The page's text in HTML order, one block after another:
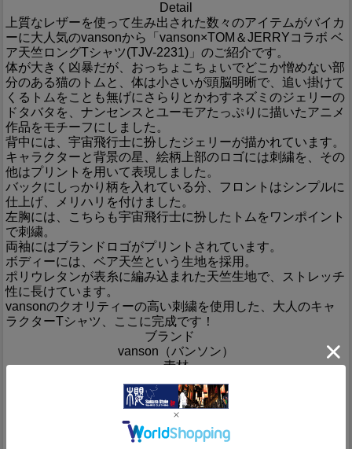
Detail
上質なレザーを使って生み出された数々のアイテムがバイカ
ーに大人気のvansonから「vanson×TOM＆JERRYコラボ ベ
ア天竺ロングTシャツ(TJV-2231)」のご紹介です。
体が大きく凶暴だが、おっちょこちょいでどこか憎めない部
分のある猫のトムと、体は小さいが頭脳明晰で、追い掛けて
くるトムをことも無げにさらりとかわすネズミのジェリーの
ドタバタを、ナンセンスとユーモアたっぷりに描いたアニメ
作品をモチーフにしました。
背中には、宇宙飛行士に扮したジェリーが描かれています。
キャラクターと背景の星、絵柄上部のロゴには刺繍を、その
他はプリントを用いて表現しました。
バックにしっかり柄を入れている分、フロントはシンプルに
仕上げ、メリハリを付けました。
左胸には、こちらも宇宙飛行士に扮したトムをワンポイント
で刺繍。
両袖にはブランドロゴがプリントされています。
ボディーには、ベア天竺という生地を採用。
ポリウレタンが表糸に編み込まれた天竺生地で、ストレッチ
性に長けています。
vansonのクオリティーの高い刺繍を使用した、大人のキャ
ラクターTシャツ、ここに完成です！
ブランド
vanson（バンソン）
素材
綿95%・ポリウレタン5%
カラー
ブラック・ホワイト・タイダイ
生産国
Made in China